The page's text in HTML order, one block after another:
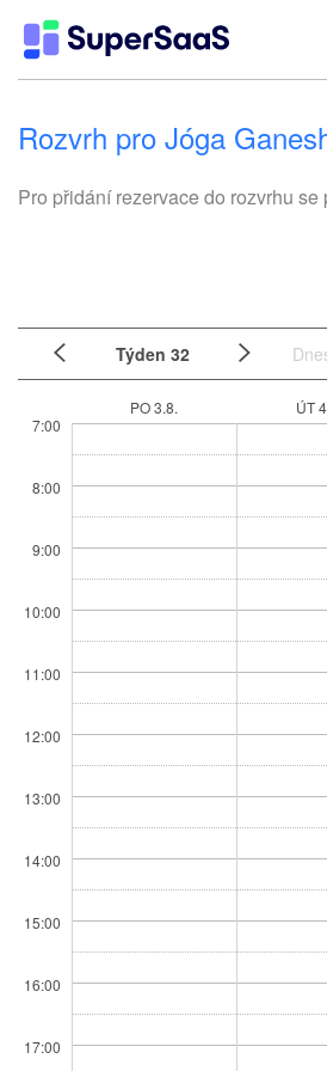
Rozvrh pro Jóga
Pro přidání rezervace do rozvrhu se
Týden 32
PO 3.8. ÚT
7:00
8:00
9:00
10:00
11:00
12:00
13:00
14:00
15:00
16:00
17:00